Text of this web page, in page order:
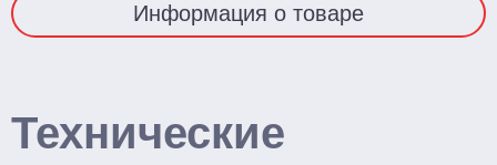
Информация о товаре
Технические